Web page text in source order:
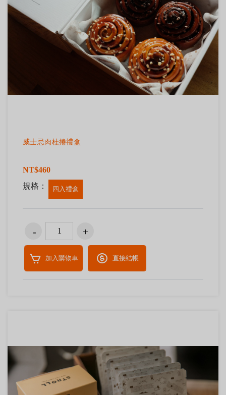
威士忌肉桂捲禮盒
NT$460
規格：
四入禮盒
加入購物車 直接結帳